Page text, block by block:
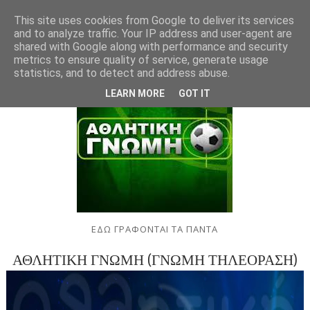
ΕΔΩ ΓΡΑΦΟΝΤΑΙ ΤΑ ΠΑΝΤΑ
ΑΘΛΗΤΙΚΗ ΓΝΩΜΗ (ΓΝΩΜΗ ΤΗΛΕΟΡΑΣΗ)
This site uses cookies from Google to deliver its services
and to analyze traffic. Your IP address and user-agent are
shared with Google along with performance and security
metrics to ensure quality of service, generate usage
statistics, and to detect and address abuse.
LEARN MORE GOT IT